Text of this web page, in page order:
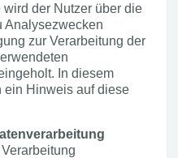
wird der Nutzer über die
Analysezwecken
zur Verarbeitung der
In diesem
ein Hinweis auf diese